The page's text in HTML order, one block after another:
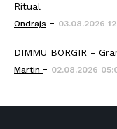
Ritual
Ondrajs - 03.08.2026
DIMMU BORGIR -
Martin - 02.08.2026